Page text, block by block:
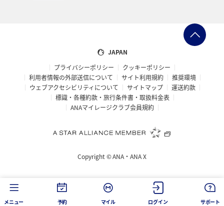
JAPAN
プライバシーポリシー
クッキーポリシー
利用者情報の外部送信について
サイト利用規約
推奨環境
ウェブアクセシビリティについて
サイトマップ
運送約款
標識・各種約款・旅行条件書・取扱料金表
ANAマイレージクラブ会員規約
Copyright ©ANA・ANA X
メニュー 予約 マイル ログイン サポート